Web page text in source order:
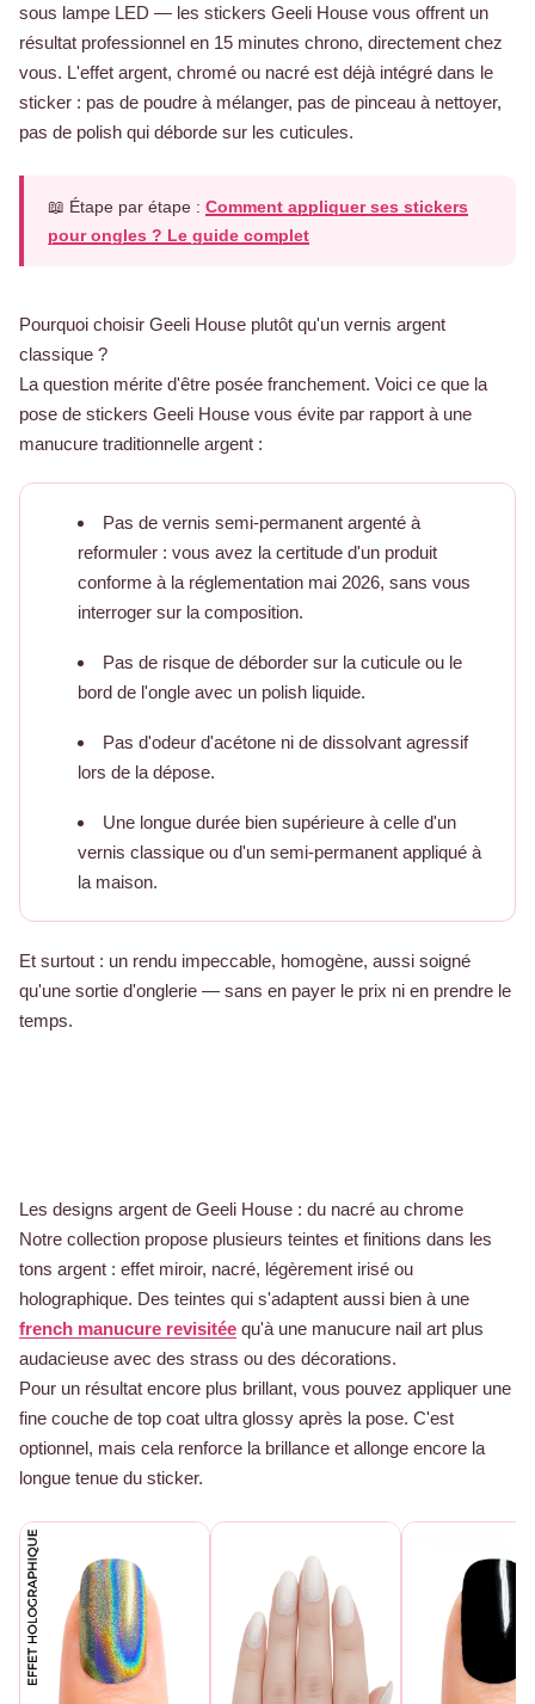
sous lampe LED — les stickers Geeli House vous offrent un
résultat professionnel en 15 minutes chrono, directement chez
vous. L'effet argent, chromé ou nacré est déjà intégré dans le
sticker : pas de poudre à mélanger, pas de pinceau à nettoyer,
pas de polish qui déborde sur les cuticules.
📖 Étape par étape : Comment appliquer ses stickers
pour ongles ? Le guide complet
Pourquoi choisir Geeli House plutôt qu'un vernis argent
classique ?
La question mérite d'être posée franchement. Voici ce que la
pose de stickers Geeli House vous évite par rapport à une
manucure traditionnelle argent :
Pas de vernis semi-permanent argenté à
reformuler : vous avez la certitude d'un produit
conforme à la réglementation mai 2026, sans vous
interroger sur la composition.
Pas de risque de déborder sur la cuticule ou le
bord de l'ongle avec un polish liquide.
Pas d'odeur d'acétone ni de dissolvant agressif
lors de la dépose.
Une longue durée bien supérieure à celle d'un
vernis classique ou d'un semi-permanent appliqué à
la maison.
Et surtout : un rendu impeccable, homogène, aussi soigné
qu'une sortie d'onglerie — sans en payer le prix ni en prendre le
temps.
Les designs argent de Geeli House : du nacré au chrome
Notre collection propose plusieurs teintes et finitions dans les
tons argent : effet miroir, nacré, légèrement irisé ou
holographique. Des teintes qui s'adaptent aussi bien à une
french manucure revisitée qu'à une manucure nail art plus
audacieuse avec des strass ou des décorations.
Pour un résultat encore plus brillant, vous pouvez appliquer une
fine couche de top coat ultra glossy après la pose. C'est
optionnel, mais cela renforce la brillance et allonge encore la
longue tenue du sticker.